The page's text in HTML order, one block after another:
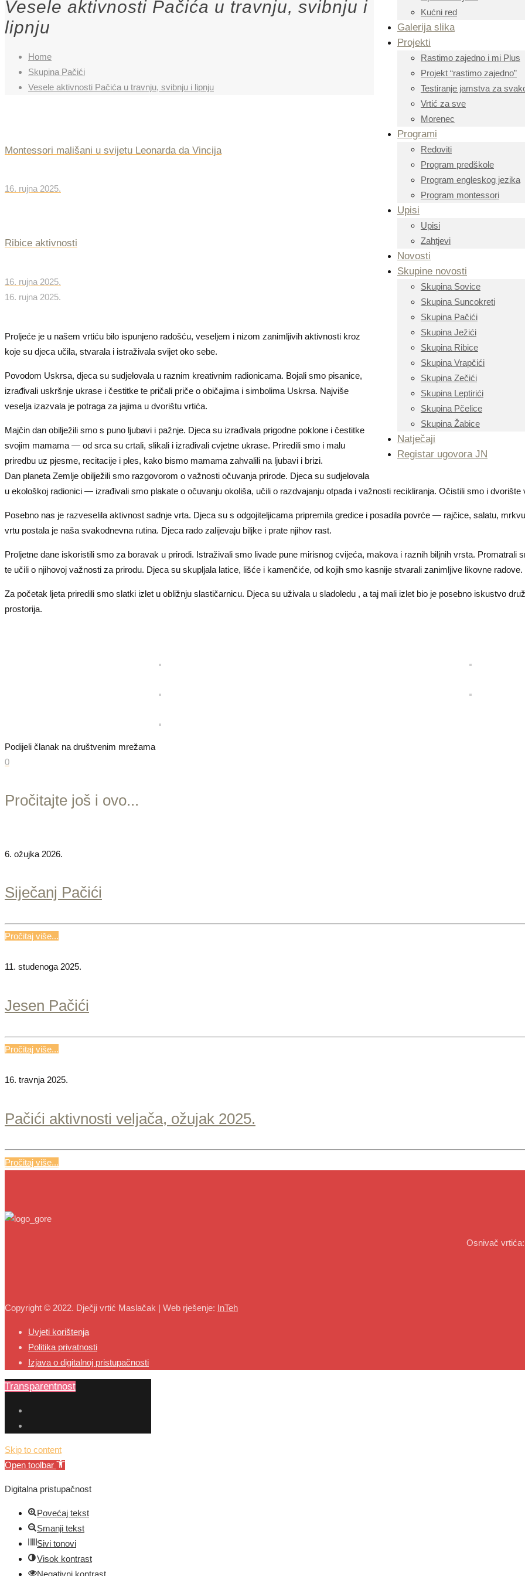
Kućni red
Galerija slika
Projekti
Rastimo zajedno i mi Plus
Projekt “rastimo zajedno”
Testiranje jamstva za
Vrtić za sve
Morenec
Programi
Redoviti
Program predškole
Program engleskog jezika
Program montessori
Upisi
Upisi
Zahtjevi
Novosti
Skupine novosti
Skupina Sovice
Skupina Suncokreti
Skupina Pačići
Skupina Ježići
Skupina Ribice
Skupina Vrapčići
Skupina Zečići
Skupina Leptirići
Skupina Pčelice
Skupina Žabice
Natječaji
Registar ugovora JN
Vesele aktivnosti Pačića u travnju, svibnju i
lipnju
Home
Skupina Pačići
Vesele aktivnosti Pačića u travnju, svibnju i lipnju
Montessori mališani u svijetu Leonarda da Vincija
16. rujna 2025.
Ribice aktivnosti
16. rujna 2025.
16. rujna 2025.
Proljeće je u našem vrtiću bilo ispunjeno radošću, veseljem i nizom zanimljivih aktivnosti kroz
koje su djeca učila, stvarala i istraživala svijet oko sebe.
Povodom Uskrsa, djeca su sudjelovala u raznim kreativnim radionicama. Bojali smo pisanice,
izrađivali uskršnje ukrase i čestitke te pričali priče o običajima i simbolima Uskrsa. Najviše
veselja izazvala je potraga za jajima u dvorištu vrtića.
Majčin dan obilježili smo s puno ljubavi i pažnje. Djeca su izrađivala prigodne poklone i čestitke
svojim mamama — od srca su crtali, slikali i izrađivali cvjetne ukrase. Priredili smo i malu
priredbu uz pjesme, recitacije i ples, kako bismo mamama zahvalili na ljubavi i brizi.
Dan planeta Zemlje obilježili smo razgovorom o važnosti očuvanja prirode. Djeca su sudjelovala
u ekološkoj radionici — izrađivali smo plakate o očuvanju okoliša, učili o razdvajanju otpada i važnosti recikliranja. Očistili smo i dvorište
Posebno nas je razveselila aktivnost sadnje vrta. Djeca su s odgojiteljicama pripremila gredice i posadila povrće — rajčice, salatu,
vrtu postala je naša svakodnevna rutina. Djeca rado zalijevaju biljke i prate njihov rast.
Proljetne dane iskoristili smo za boravak u prirodi. Istraživali smo livade pune mirisnog cvijeća, makova i raznih biljnih vrsta. Promatrali
te učili o njihovoj važnosti za prirodu. Djeca su skupljala latice, lišće i kamenčiće, od kojih smo kasnije stvarali zanimljive likovne radove.
Za početak ljeta priredili smo slatki izlet u obližnju slastičarnicu. Djeca su uživala u sladoledu , a taj mali izlet bio je posebno iskustvo
prostorija.
Podijeli članak na društvenim mrežama
0
Pročitajte još i ovo...
6. ožujka 2026.
Siječanj Pačići
Pročitaj više...
11. studenoga 2025.
Jesen Pačići
Pročitaj više...
16. travnja 2025.
Pačići aktivnosti veljača, ožujak 2025.
Pročitaj više...
Osnivač vrtića:
Copyright © 2022. Dječji vrtić Maslačak | Web rješenje: InTeh
Uvjeti korištenja
Politika privatnosti
Izjava o digitalnoj pristupačnosti
Transparentnost
Skip to content
Open toolbar
Digitalna pristupačnost
Povećaj tekst
Smanji tekst
Sivi tonovi
Visok kontrast
Negativni kontrast